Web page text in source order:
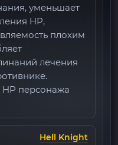
уменьшает
HP,
плохим
лечения
HP персонажа
Hell Knight